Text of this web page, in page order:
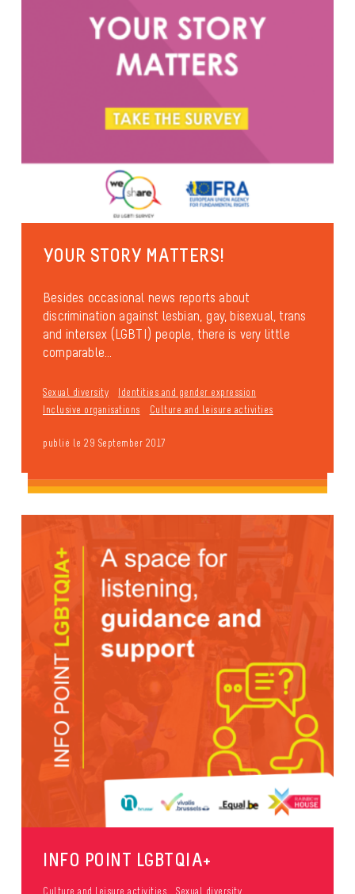
YOUR STORY MATTERS!
Besides occasional news reports about
discrimination against lesbian, gay, bisexual, trans
and intersex (LGBTI) people, there is very little
comparable...
Sexual diversity
Identities and gender expression
Inclusive organisations
Culture and leisure activities
publié le 29 September 2017
INFO POINT LGBTQIA+
Culture and leisure activities Sexual diversity